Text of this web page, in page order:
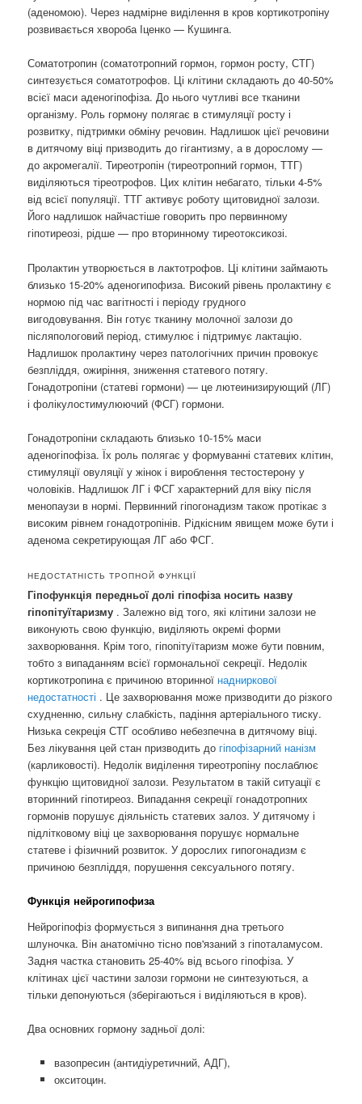
(аденомою). Через надмірне виділення в кров кортикотропіну
розвивається хвороба Іценко — Кушинга.
Соматотропин (соматотропний гормон, гормон росту, СТГ)
синтезується соматотрофов. Ці клітини складають до 40-50%
всієї маси аденогіпофіза. До нього чутливі все тканини
організму. Роль гормону полягає в стимуляції росту і
розвитку, підтримки обміну речовин. Надлишок цієї речовини
в дитячому віці призводить до гігантизму, а в дорослому —
до акромегалії. Тиреотропін (тиреотропний гормон, ТТГ)
виділяються тіреотрофов. Цих клітин небагато, тільки 4-5%
від всієї популяції. ТТГ активує роботу щитовидної залози.
Його надлишок найчастіше говорить про первинному
гіпотиреозі, рідше — про вторинному тиреотоксикозі.
Пролактин утворюється в лактотрофов. Ці клітини займають
близько 15-20% аденогипофиза. Високий рівень пролактину є
нормою під час вагітності і періоду грудного
вигодовування. Він готує тканину молочної залози до
післяпологовий період, стимулює і підтримує лактацію.
Надлишок пролактину через патологічних причин провокує
безпліддя, ожиріння, зниження статевого потягу.
Гонадотропіни (статеві гормони) — це лютеинизирующий (ЛГ)
і фолікулостимулюючий (ФСГ) гормони.
Гонадотропіни складають близько 10-15% маси
аденогіпофіза. Їх роль полягає у формуванні статевих клітин,
стимуляції овуляції у жінок і вироблення тестостерону у
чоловіків. Надлишок ЛГ і ФСГ характерний для віку після
менопаузи в нормі. Первинний гіпогонадизм також протікає з
високим рівнем гонадотропінів. Рідкісним явищем може бути і
аденома секретирующая ЛГ або ФСГ.
НЕДОСТАТНІСТЬ ТРОПНОЙ ФУНКЦІЇ
Гіпофункція передньої долі гіпофіза носить назву
гіпопітуїтаризму . Залежно від того, які клітини залози не
виконують свою функцію, виділяють окремі форми
захворювання. Крім того, гіпопітуїтаризм може бути повним,
тобто з випаданням всієї гормональної секреції. Недолік
кортикотропина є причиною вторинної надниркової
недостатності . Це захворювання може призводити до різкого
схудненню, сильну слабкість, падіння артеріального тиску.
Низька секреція СТГ особливо небезпечна в дитячому віці.
Без лікування цей стан призводить до гіпофізарний нанізм
(карликовості). Недолік виділення тиреотропіну послаблює
функцію щитовидної залози. Результатом в такій ситуації є
вторинний гіпотиреоз. Випадання секреції гонадотропних
гормонів порушує діяльність статевих залоз. У дитячому і
підлітковому віці це захворювання порушує нормальне
статеве і фізичний розвиток. У дорослих гипогонадизм є
причиною безпліддя, порушення сексуального потягу.
Функція нейрогипофиза
Нейрогіпофіз формується з випинання дна третього
шлуночка. Він анатомічно тісно пов'язаний з гіпоталамусом.
Задня частка становить 25-40% від всього гіпофіза. У
клітинах цієї частини залози гормони не синтезуються, а
тільки депонуються (зберігаються і виділяються в кров).
Два основних гормону задньої долі:
вазопресин (антидіуретичний, АДГ),
окситоцин.